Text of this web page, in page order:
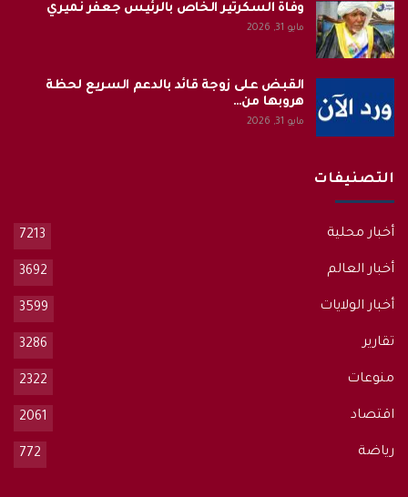
وفاة السكرتير الخاص بالرئيس جعفر نميري
مايو 31, 2026
القبض على زوجة قائد بالدعم السريع لحظة
هروبها من…
مايو 31, 2026
التصنيفات
أخبار محلية 7213
أخبار العالم 3692
أخبار الولايات 3599
تقارير 3286
منوعات 2322
اقتصاد 2061
رياضة 772